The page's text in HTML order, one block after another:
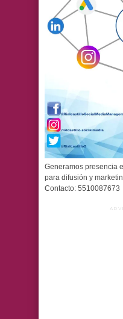
Generamos presencia
para difusión y
Contacto: 5510087673